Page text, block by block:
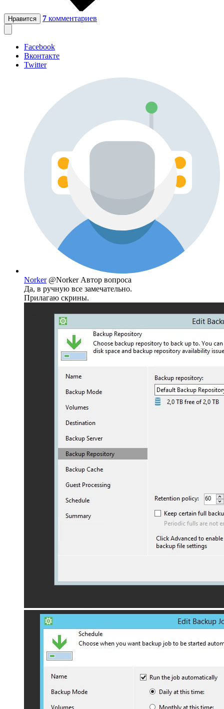
Нравится 7 комментариев
Facebook
Вконтакте
Twitter
Norker @Norker Автор вопроса
Да, в ручную все замечательно.
Прилагаю скрины.